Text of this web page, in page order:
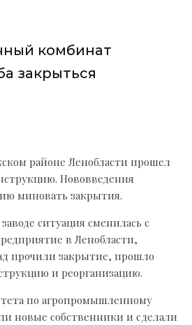
комбинат
закрыться
районе Ленобласти прошел
Нововведения
миновать закрытия.
ситуация сменилась с
в Ленобласти,
прочили закрытие, прошло
и реорганизацию.
по агропромышленному
новые собственники и сделали